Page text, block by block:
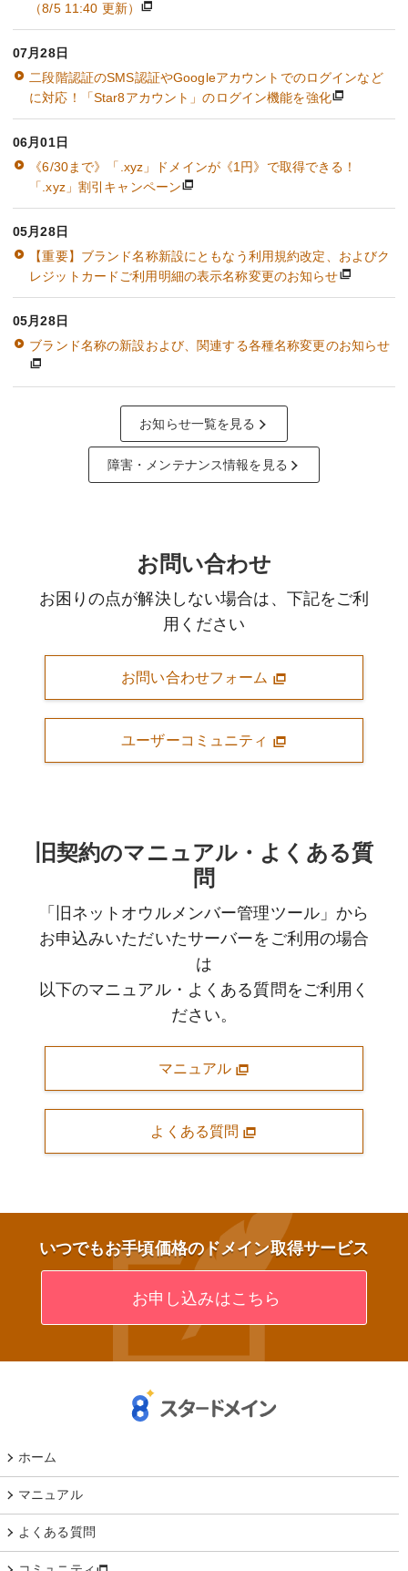
（8/5 11:40 更新）
07月28日
二段階認証のSMS認証やGoogleアカウントでのログインなど
に対応！「Star8アカウント」のログイン機能を強化
06月01日
《6/30まで》「.xyz」ドメインが《1円》で取得できる！
「.xyz」割引キャンペーン
05月28日
【重要】ブランド名称新設にともなう利用規約改定、およびク
レジットカードご利用明細の表示名称変更のお知らせ
05月28日
ブランド名称の新設および、関連する各種名称変更のお知らせ
お知らせ一覧を見る
障害・メンテナンス情報を見る
お問い合わせ
お困りの点が解決しない場合は、下記をご利
用ください
お問い合わせフォーム
ユーザーコミュニティ
旧契約のマニュアル・よくある質
問
「旧ネットオウルメンバー管理ツール」から
お申込みいただいたサーバーをご利用の場合
は
以下のマニュアル・よくある質問をご利用く
ださい。
マニュアル
よくある質問
いつでもお手頃価格のドメイン取得サービス
お申し込みはこちら
ホーム
マニュアル
よくある質問